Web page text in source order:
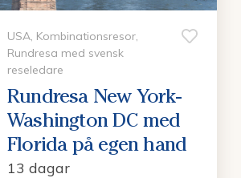
USA, Kombinationsresor,
Rundresa med svensk
reseledare
Rundresa New York-
Washington DC med
Florida på egen hand
13 dagar